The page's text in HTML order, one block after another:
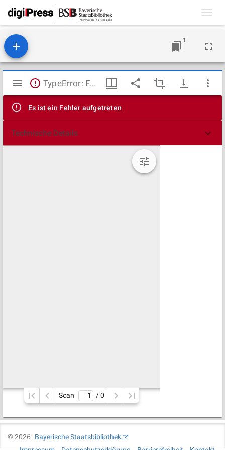
1
Mirador
Viewer
TypeError: Failed to fetch
Es ist ein Fehler aufgetreten
Technische Details
Scan / 0
©2026
Bayerische Staatsbibliothek